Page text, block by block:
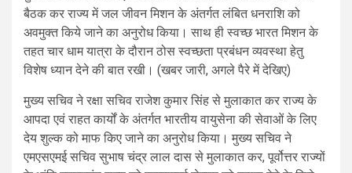
बैठक कर राज्य में जल जीवन मिशन के अंतर्गत लंबित धनराशि को
अवमुक्त किये जाने का अनुरोध किया। साथ ही स्वच्छ भारत मिशन के
तहत चार धाम यात्रा के दौरान ठोस स्वच्छता प्रबंधन व्यवस्था हेतु
विशेष ध्यान देने की बात रखी। (खबर जारी, अगले पैरे में देखिए)
मुख्य सचिव ने रक्षा सचिव राजेश कुमार सिंह से मुलाकात कर राज्य के
आपदा एवं राहत कार्यों के अंतर्गत भारतीय वायुसेना की सेवाओं के लिए
देय शुल्क को माफ किए जाने का अनुरोध किया। मुख्य सचिव ने
एमएसएमई सचिव सुभाष चंद्र लाल दास से मुलाकात कर, पूर्वोत्तर राज्यों